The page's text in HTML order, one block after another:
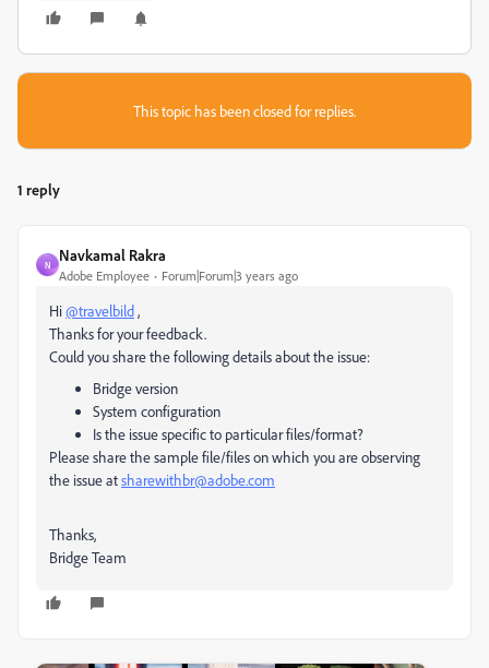
This topic has been closed for replies.
1 reply
N
Navkamal Rakra
Adobe Employee Forum|Forum|3 years ago
Hi@travelbild,
Thanks for your feedback.
Could you share the following details about the issue:
Bridge version
System configuration
Is the issue specific to particular files/format?
Please share the sample file/files on which you are observing
the issue atsharewithbr@adobe.com
Thanks,
Bridge Team